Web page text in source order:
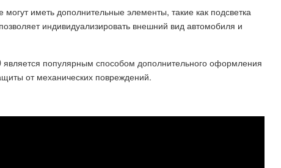
иметь дополнительные элементы, такие как подсветка
индивидуализировать внешний вид автомобиля и
является популярным способом дополнительного оформления
от механических повреждений.